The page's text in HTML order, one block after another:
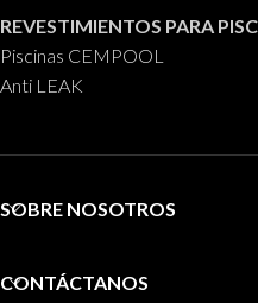
REVESTIMIENTOS PARA
Piscinas CEMPOOL
Anti LEAK
SOBRE NOSOTROS
CONTÁCTANOS